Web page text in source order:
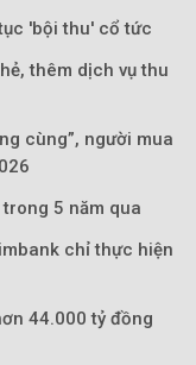
Theo
'bội thu' cổ tức
thêm dịch vụ thu
cùng”, người mua
5 năm qua
chỉ thực hiện
44.000 tỷ đồng